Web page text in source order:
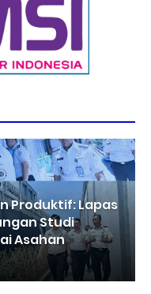
Produktif: Lapas
Studi
Asahan